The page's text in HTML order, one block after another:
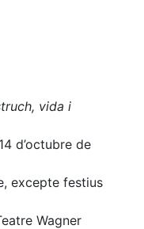
vida i
d’octubre de
excepte festius
Wagner